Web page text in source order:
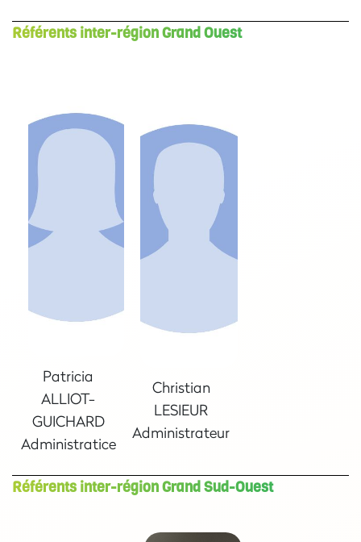
Référents inter-région Grand Ouest
Patricia
ALLIOT-
GUICHARD
Administratice
Christian
LESIEUR
Administrateur
Référents inter-région Grand Sud-Ouest